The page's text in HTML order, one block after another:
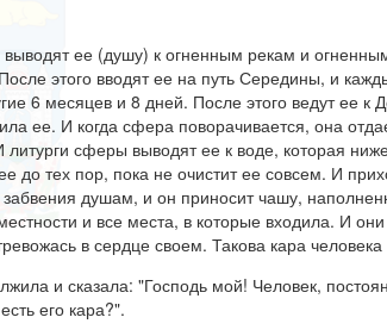
выводят ее (душу) к огненным рекам и
этого вводят ее на путь Середины, и
6 месяцев и 8 дней. После этого ведут ее к
ее. И когда сфера поворачивается, она
сферы выводят ее к воде, которая
до тех пор, пока не очистит ее совсем. И
душам, и он приносит чашу,
и все места, в которые входила. И
в сердце своем. Такова кара
и сказала: "Господь мой! Человек,
его кара?".